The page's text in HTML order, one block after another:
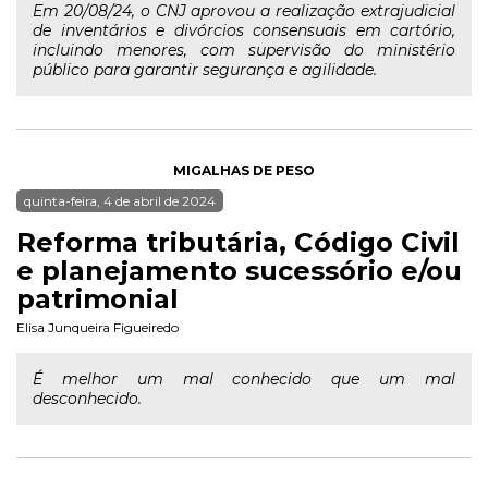
Em 20/08/24, o CNJ aprovou a realização extrajudicial
de inventários e divórcios consensuais em cartório,
incluindo menores, com supervisão do ministério
público para garantir segurança e agilidade.
MIGALHAS DE PESO
quinta-feira, 4 de abril de 2024
Reforma tributária, Código Civil
e planejamento sucessório e/ou
patrimonial
Elisa Junqueira Figueiredo
É melhor um mal conhecido que um mal
desconhecido.